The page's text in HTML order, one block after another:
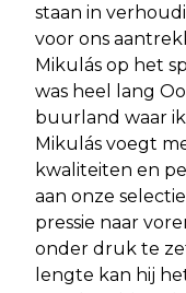
staan in
voor ons
Mikulás op het
was heel lang
buurland waar
Mikulás voegt
kwaliteiten en
aan onze
pressie naar
onder druk te
lengte kan hij